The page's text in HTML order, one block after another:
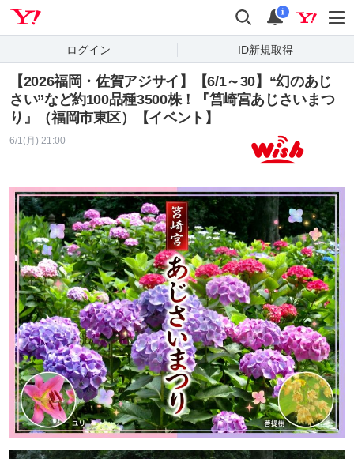
検索 通知
i
ログイン ID新規取得
【2026福岡・佐賀アジサイ】【6/1～30】“幻のあじ
さい”など約100品種3500株！『筥崎宮あじさいまつ
り』（福岡市東区）【イベント】
6/1(月) 21:00